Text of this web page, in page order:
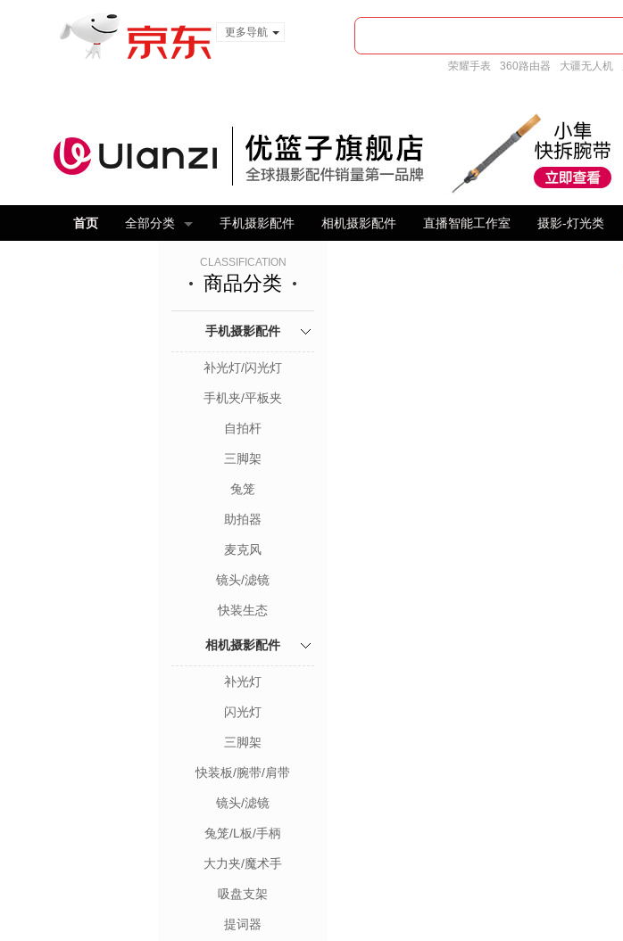
更多导航
荣耀手表 360路由器 大疆无人机
首页 全部分类 手机摄影配件 相机摄影配件 直播智能工作室 摄影-灯光类
CLASSIFICATION
商品分类
手机摄影配件
补光灯/闪光灯
手机夹/平板夹
自拍杆
三脚架
兔笼
助拍器
麦克风
镜头/滤镜
快装生态
相机摄影配件
补光灯
闪光灯
三脚架
快装板/腕带/肩带
镜头/滤镜
兔笼/L板/手柄
大力夹/魔术手
吸盘支架
提词器